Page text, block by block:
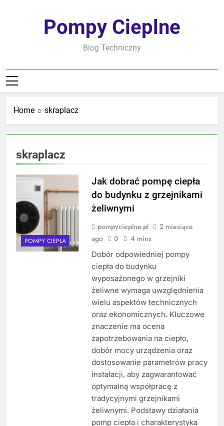
Pompy Cieplne
Blog Techniczny
Home skraplacz
skraplacz
POMPY CIEPŁA
Jak dobrać pompę ciepła
do budynku z grzejnikami
żeliwnymi
pompycieplne.pl
2 miesiące
ago
0 4 mins
Dobór odpowiedniej pompy
ciepła do budynku
wyposażonego w grzejniki
żeliwne wymaga uwzględnienia
wielu aspektów technicznych
oraz ekonomicznych. Kluczowe
znaczenie ma ocena
zapotrzebowania na ciepło,
dobór mocy urządzenia oraz
dostosowanie parametrów pracy
instalacji, aby zagwarantować
optymalną współpracę z
tradycyjnymi grzejnikami
żeliwnymi. Podstawy działania
pomp ciepła i charakterystyka